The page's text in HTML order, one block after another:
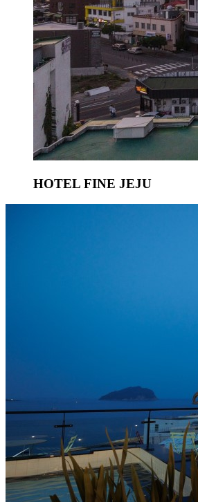
HOTEL FINE JEJU